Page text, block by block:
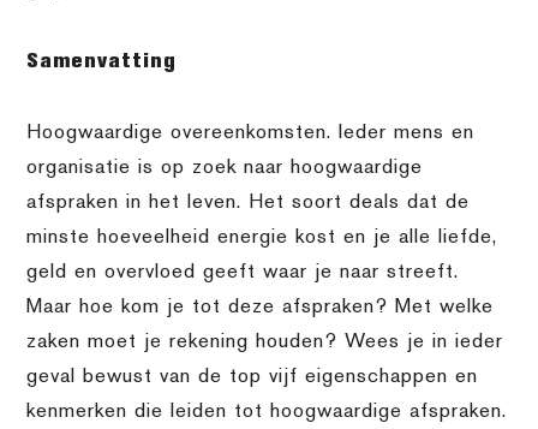
Samenvatting
Hoogwaardige overeenkomsten. Ieder mens en
organisatie is op zoek naar hoogwaardige
afspraken in het leven. Het soort deals dat de
minste hoeveelheid energie kost en je alle liefde,
geld en overvloed geeft waar je naar streeft.
Maar hoe kom je tot deze afspraken? Met welke
zaken moet je rekening houden? Wees je in ieder
geval bewust van de top vijf eigenschappen en
kenmerken die leiden tot hoogwaardige afspraken.